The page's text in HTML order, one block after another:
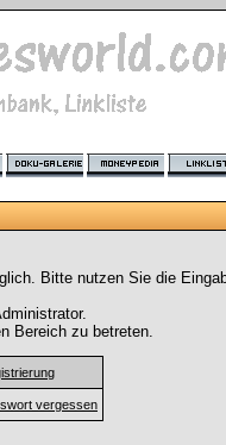
Bitte nutzen Sie die
Bereich zu betreten.
vergessen